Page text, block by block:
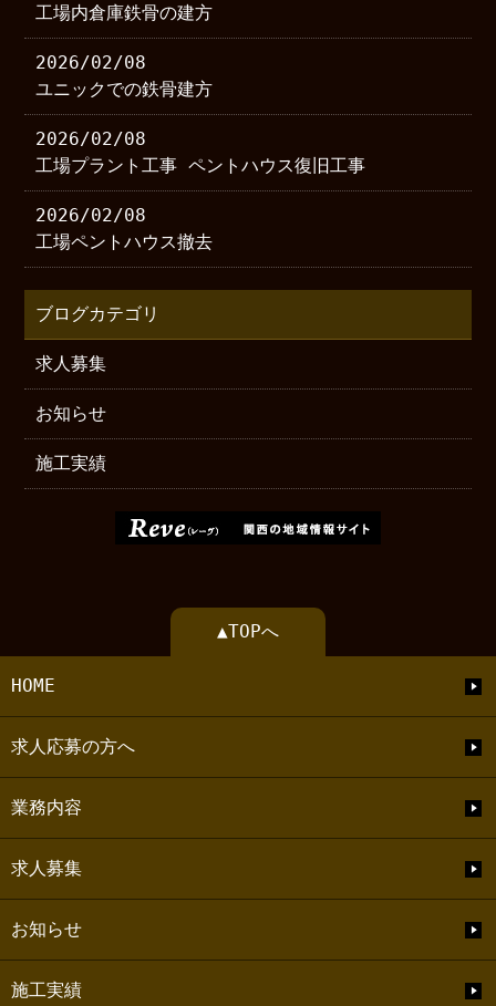
工場内倉庫鉄骨の建方
2026/02/08
ユニックでの鉄骨建方
2026/02/08
工場プラント工事 ペントハウス復旧工事
2026/02/08
工場ペントハウス撤去
ブログカテゴリ
求人募集
お知らせ
施工実績
▲TOPへ
HOME
求人応募の方へ
業務内容
求人募集
お知らせ
施工実績